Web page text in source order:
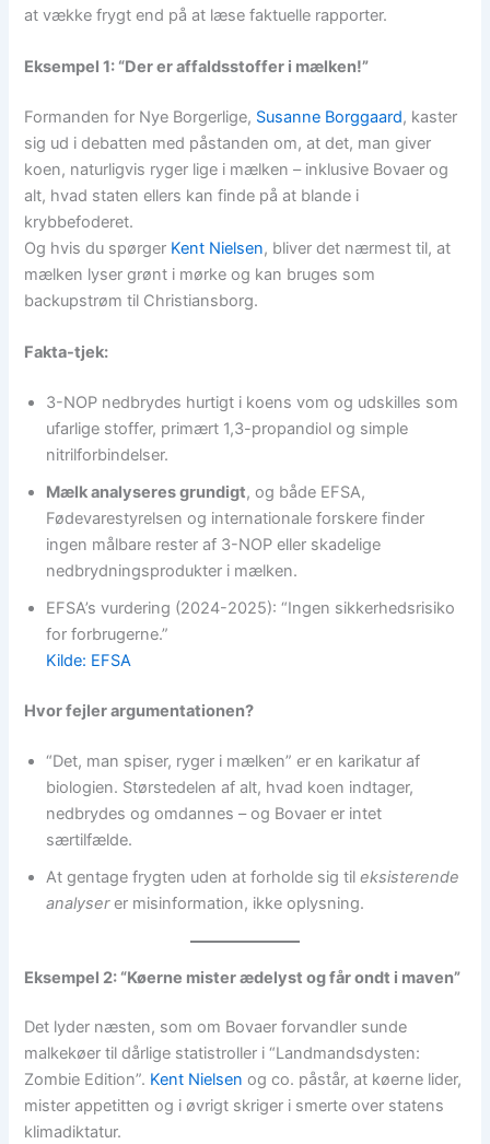
at vække frygt end på at læse faktuelle rapporter.
Eksempel 1: “Der er affaldsstoffer i mælken!”
Formanden for Nye Borgerlige, Susanne Borggaard, kaster
sig ud i debatten med påstanden om, at det, man giver
koen, naturligvis ryger lige i mælken – inklusive Bovaer og
alt, hvad staten ellers kan finde på at blande i
krybbefoderet.
Og hvis du spørger Kent Nielsen, bliver det nærmest til, at
mælken lyser grønt i mørke og kan bruges som
backupstrøm til Christiansborg.
Fakta-tjek:
3-NOP nedbrydes hurtigt i koens vom og udskilles som
ufarlige stoffer, primært 1,3-propandiol og simple
nitrilforbindelser.
Mælk analyseres grundigt, og både EFSA,
Fødevarestyrelsen og internationale forskere finder
ingen målbare rester af 3-NOP eller skadelige
nedbrydningsprodukter i mælken.
EFSA’s vurdering (2024-2025): “Ingen sikkerhedsrisiko
for forbrugerne.”
Kilde: EFSA
Hvor fejler argumentationen?
“Det, man spiser, ryger i mælken” er en karikatur af
biologien. Størstedelen af alt, hvad koen indtager,
nedbrydes og omdannes – og Bovaer er intet
særtilfælde.
At gentage frygten uden at forholde sig tileksisterende
analyserer misinformation, ikke oplysning.
Eksempel 2: “Køerne mister ædelyst og får ondt i maven”
Det lyder næsten, som om Bovaer forvandler sunde
malkekøer til dårlige statistroller i “Landmandsdysten:
Zombie Edition”. Kent Nielsen og co. påstår, at køerne lider,
mister appetitten og i øvrigt skriger i smerte over statens
klimadiktatur.